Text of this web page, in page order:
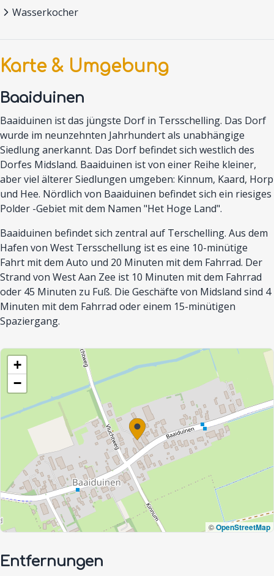
Wasserkocher
Karte & Umgebung
Baaiduinen
Baaiduinen ist das jüngste Dorf in Tersschelling. Das Dorf
wurde im neunzehnten Jahrhundert als unabhängige
Siedlung anerkannt. Das Dorf befindet sich westlich des
Dorfes Midsland. Baaiduinen ist von einer Reihe kleiner,
aber viel älterer Siedlungen umgeben: Kinnum, Kaard, Horp
und Hee. Nördlich von Baaiduinen befindet sich ein riesiges
Polder -Gebiet mit dem Namen "Het Hoge Land".
Baaiduinen befindet sich zentral auf Terschelling. Aus dem
Hafen von West Tersschellung ist es eine 10-minütige
Fahrt mit dem Auto und 20 Minuten mit dem Fahrrad. Der
Strand von West Aan Zee ist 10 Minuten mit dem Fahrrad
oder 45 Minuten zu Fuß. Die Geschäfte von Midsland sind 4
Minuten mit dem Fahrrad oder einem 15-minütigen
Spaziergang.
+
−
©OpenStreetMap
Entfernungen